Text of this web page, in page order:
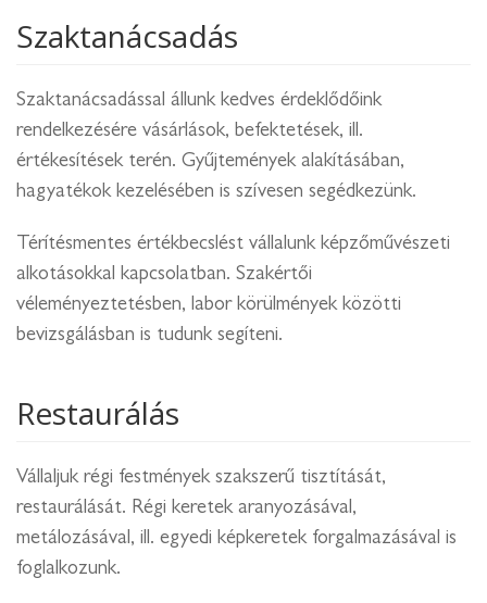
Szaktanácsadás
Szaktanácsadással állunk kedves érdeklődőink
rendelkezésére vásárlások, befektetések, ill.
értékesítések terén. Gyűjtemények alakításában,
hagyatékok kezelésében is szívesen segédkezünk.
Térítésmentes értékbecslést vállalunk képzőművészeti
alkotásokkal kapcsolatban. Szakértői
véleményeztetésben, labor körülmények közötti
bevizsgálásban is tudunk segíteni.
Restaurálás
Vállaljuk régi festmények szakszerű tisztítását,
restaurálását. Régi keretek aranyozásával,
metálozásával, ill. egyedi képkeretek forgalmazásával is
foglalkozunk.